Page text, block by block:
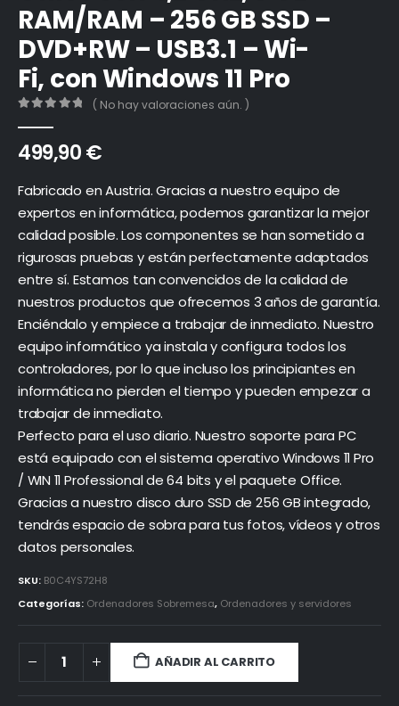
RAM/RAM – 256 GB SSD –
DVD+RW – USB3.1 – Wi-
Fi, con Windows 11 Pro
( No hay valoraciones aún. )
499,90€
Fabricado en Austria. Gracias a nuestro equipo de
expertos en informática, podemos garantizar la mejor
calidad posible. Los componentes se han sometido a
rigurosas pruebas y están perfectamente adaptados
entre sí. Estamos tan convencidos de la calidad de
nuestros productos que ofrecemos 3 años de garantía.
Enciéndalo y empiece a trabajar de inmediato. Nuestro
equipo informático ya instala y configura todos los
controladores, por lo que incluso los principiantes en
informática no pierden el tiempo y pueden empezar a
trabajar de inmediato.
Perfecto para el uso diario. Nuestro soporte para PC
está equipado con el sistema operativo Windows 11 Pro
/ WIN 11 Professional de 64 bits y el paquete Office.
Gracias a nuestro disco duro SSD de 256 GB integrado,
tendrás espacio de sobra para tus fotos, vídeos y otros
datos personales.
SKU: B0C4YS72H8
Categorías: Ordenadores Sobremesa, Ordenadores y servidores
AÑADIR AL CARRITO